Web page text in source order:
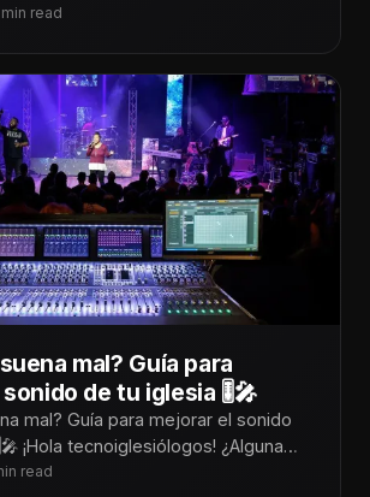
Cuando hablamos de audio para
read
mal? Guía para
de tu iglesia 🎚️🎤
mal? Guía para mejorar el sonido
en medio
read